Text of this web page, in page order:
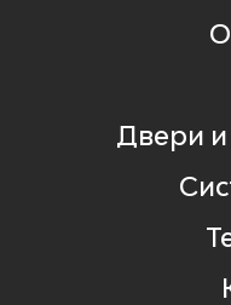
Двери